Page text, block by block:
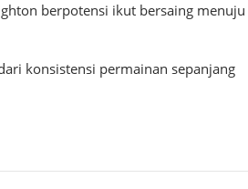
berpotensi ikut bersaing menuju
konsistensi permainan sepanjang